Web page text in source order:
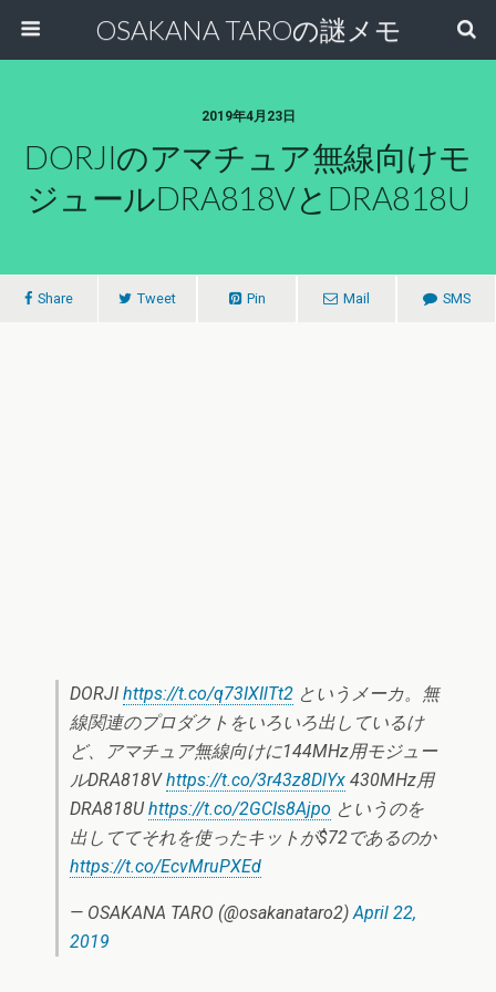
OSAKANA TAROの謎メモ
2019年4月23日
DORJIのアマチュア無線向けモ
ジュールDRA818VとDRA818U
Share Tweet Pin Mail SMS
DORJI https://t.co/q73IXIlTt2 というメーカ。無
線関連のプロダクトをいろいろ出しているけ
ど、アマチュア無線向けに144MHz用モジュー
ルDRA818Vhttps://t.co/3r43z8DlYx 430MHz用
DRA818Uhttps://t.co/2GCIs8Ajpo というのを
出しててそれを使ったキットが$72であるのか
https://t.co/EcvMruPXEd
— OSAKANA TARO (@osakanataro2)April 22,
2019